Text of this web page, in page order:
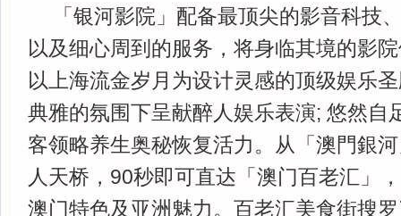
「银河影院」配备最顶尖的影音科技
以及细心周到的服务，将身临其境的影
以上海流金岁月为设计灵感的顶级娱乐
典雅的氛围下呈献醉人娱乐表演; 悠然自
客领略养生奥秘恢复活力。从「澳門銀
人天桥，90秒即可直达「澳门百老汇」
澳门特色及亚洲魅力。百老汇美食街搜